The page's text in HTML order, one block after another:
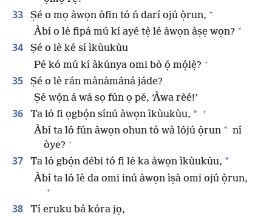
33 Ṣé o mọ àwọn òfin tó ń darí ojú ọ̀run, +
Àbí o lè fipá mú kí ayé tẹ̀ lé àwọn àṣẹ wọn? *
34
Ṣé o lè ké sí ìkùukùu
Pé kó mú kí àkúnya omi bò ọ́ mọ́lẹ̀? +
35
Ṣé o lè rán mànàmáná jáde?
Ṣé wọ́n á wá sọ fún ọ pé, ‘Àwa rèé!’
36 Ta ló fi ọgbọ́n sínú àwọn ìkùukùu, * +
Àbí ta ló fún àwọn ohun tó wà lójú ọ̀run * ní
òye? +
37 Ta ló gbọ́n débi tó fi lè ka àwọn ìkùukùu, *
Àbí ta ló lè da omi inú àwọn ìṣà omi ojú ọ̀run,
+
38
Tí eruku bá kóra jọ,